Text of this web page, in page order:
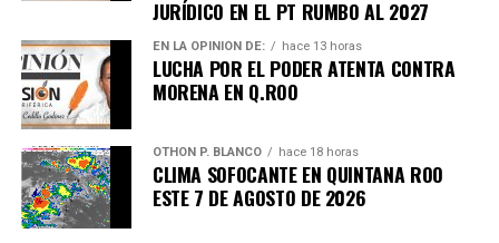
JURÍDICO EN EL PT RUMBO AL 2027
EN LA OPINIÓN DE: hace 13 horas
LUCHA POR EL PODER ATENTA CONTRA
MORENA EN Q.ROO
OTHON P. BLANCO hace 18 horas
CLIMA SOFOCANTE EN QUINTANA ROO
ESTE 7 DE AGOSTO DE 2026